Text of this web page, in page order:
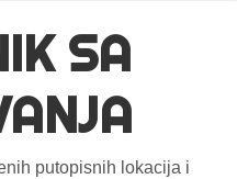
SA
putopisnih lokacija i